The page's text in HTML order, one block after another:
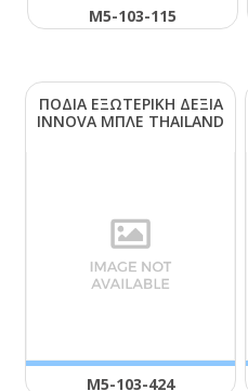
Μ5-103-115
ΠΟΔΙΑ ΕΞΩΤΕΡΙΚΗ ΔΕΞΙΑ
ΙΝΝΟVΑ ΜΠΛΕ ΤΗΑΙLΑΝD
Μ5-103-424